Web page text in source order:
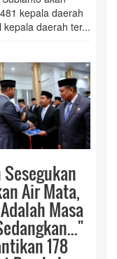
kepala daerah
kepala daerah ter...
Air Mata,
Masa
178